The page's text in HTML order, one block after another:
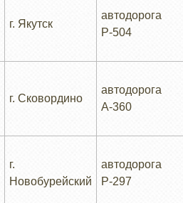
г. Якутск
автодорога
Р-504
г. Сковордино
автодорога
А-360
г.
Новобурейский
автодорога
Р-297